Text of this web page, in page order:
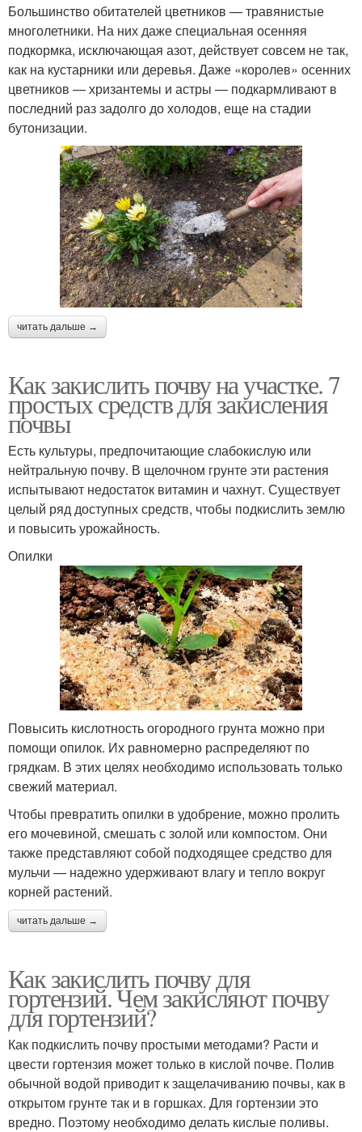
Большинство обитателей цветников — травянистые
многолетники. На них даже специальная осенняя
подкормка, исключающая азот, действует совсем не так,
как на кустарники или деревья. Даже «королев» осенних
цветников — хризантемы и астры — подкармливают в
последний раз задолго до холодов, еще на стадии
бутонизации.
читать дальше →
Как закислить почву на участке. 7
простых средств для закисления
почвы
Есть культуры, предпочитающие слабокислую или
нейтральную почву. В щелочном грунте эти растения
испытывают недостаток витамин и чахнут. Существует
целый ряд доступных средств, чтобы подкислить землю
и повысить урожайность.
Опилки
Повысить кислотность огородного грунта можно при
помощи опилок. Их равномерно распределяют по
грядкам. В этих целях необходимо использовать только
свежий материал.
Чтобы превратить опилки в удобрение, можно пролить
его мочевиной, смешать с золой или компостом. Они
также представляют собой подходящее средство для
мульчи — надежно удерживают влагу и тепло вокруг
корней растений.
читать дальше →
Как закислить почву для
гортензий. Чем закисляют почву
для гортензий?
Как подкислить почву простыми методами? Расти и
цвести гортензия может только в кислой почве. Полив
обычной водой приводит к защелачиванию почвы, как в
открытом грунте так и в горшках. Для гортензии это
вредно. Поэтому необходимо делать кислые поливы.